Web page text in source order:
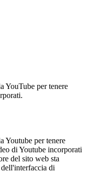
YouTube per tenere
Youtube per tenere
di Youtube incorporati
del sito web sta
di